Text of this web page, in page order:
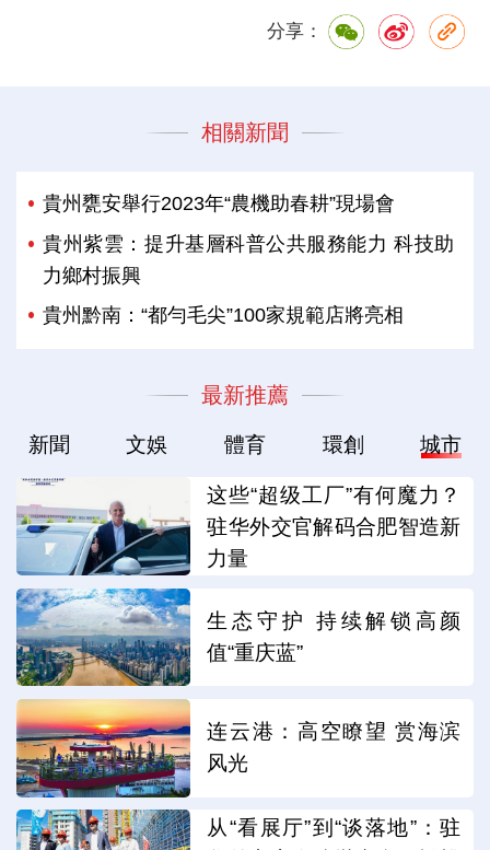
分享：
相關新聞
貴州甕安舉行2023年“農機助春耕”現場會
貴州紫雲：提升基層科普公共服務能力 科技助
力鄉村振興
貴州黔南：“都勻毛尖”100家規範店將亮相
最新推薦
新聞 文娛 體育 環創 城市
这些“超级工厂”有何魔力？
驻华外交官解码合肥智造新
力量
生态守护 持续解锁高颜
值“重庆蓝”
连云港：高空瞭望 赏海滨
风光
从“看展厅”到“谈落地”：驻